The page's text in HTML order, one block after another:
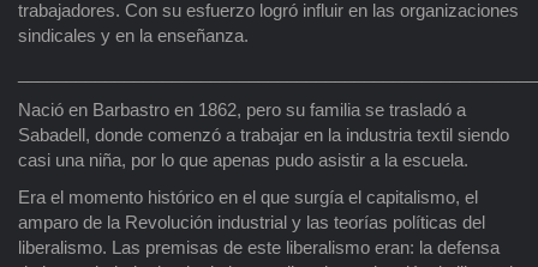
trabajadores. Con su esfuerzo logró influir en las organizaciones
sindicales y en la enseñanza.
Nació en Barbastro en 1862, pero su familia se trasladó a
Sabadell, donde comenzó a trabajar en la industria textil siendo
casi una niña, por lo que apenas pudo asistir a la escuela.
Era el momento histórico en el que surgía el capitalismo, el
amparo de la Revolución industrial y las teorías políticas del
liberalismo. Las premisas de este liberalismo eran: la defensa